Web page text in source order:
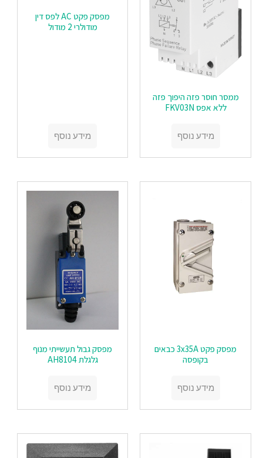
ממסר חוסר פזה היפוך פזה
ללא אפס FKV03N
מידע נוסף
מפסק פקט AC לפס דין
מודולרי 2 מודול
מידע נוסף
מפסק פקט 3x35A כבאים
בקופסה
מידע נוסף
מפסק גבול תעשייתי מנוף
גלגלת AH8104
מידע נוסף